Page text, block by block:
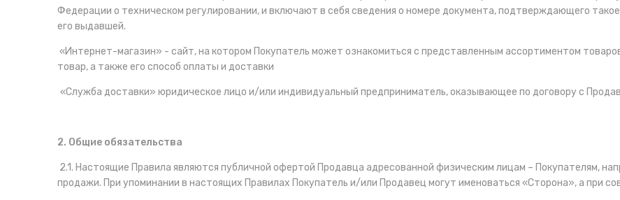
Федерации о техническом регулировании, и включают в себя сведения о номере документа, подтверждающего
его выдавшей.
«Интернет-магазин» - сайт, на котором Покупатель может ознакомиться с представленным ассортиментом
товар, а также его способ оплаты и доставки
«Служба доставки» юридическое лицо и/или индивидуальный предприниматель, оказывающее по договору с
2. Общие обязательства
2.1. Настоящие Правила являются публичной офертой Продавца адресованной физическим лицам – Покупателям,
продажи. При упоминании в настоящих Правилах Покупатель и/или Продавец могут именоваться «Сторона», а при